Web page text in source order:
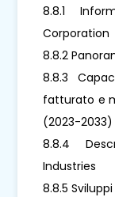
8.8.1
Corporation
8.8.2
8.8.3
fatturato e
(2023-2033)
8.8.4
Industries
8.8.5